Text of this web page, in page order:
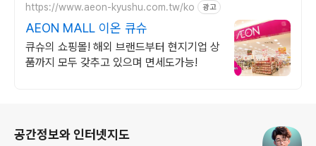
https://www.aeon-kyushu.com.tw/ko 광고
AEON MALL 이온 큐슈
큐슈의 쇼핑몰! 해외 브랜드부터 현지기업 상
품까지 모두 갖추고 있으며 면세도가능!
공간정보와 인터넷지도